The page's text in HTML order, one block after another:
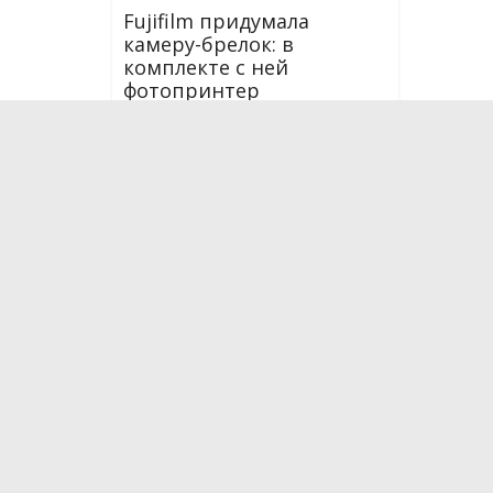
Fujifilm придумала
камеру-брелок: в
комплекте с ней
фотопринтер